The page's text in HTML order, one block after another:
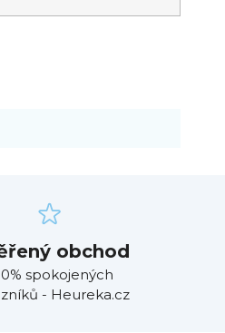
obchod
spokojených
- Heureka.cz